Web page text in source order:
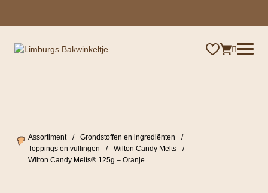
Assortiment / Grondstoffen en ingrediënten
/
Toppings en vullingen
/ Wilton Candy Melts
/
Wilton Candy Melts® 125g – Oranje